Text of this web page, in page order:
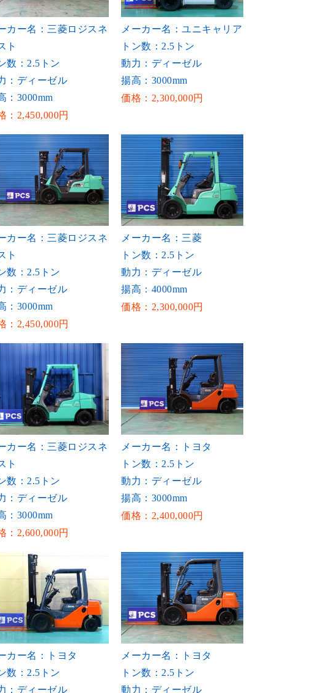
カー名：三菱ロジスネ
ト
数：2.5トン
：ディーゼル
：3000mm
：2,450,000円
メーカー名：ユニキャリア
トン数：2.5トン
動力：ディーゼル
揚高：3000mm
価格：2,300,000円
カー名：三菱ロジスネ
ト
数：2.5トン
：ディーゼル
：3000mm
：2,450,000円
メーカー名：三菱
トン数：2.5トン
動力：ディーゼル
揚高：4000mm
価格：2,300,000円
カー名：三菱ロジスネ
ト
数：2.5トン
：ディーゼル
：3000mm
：2,600,000円
メーカー名：トヨタ
トン数：2.5トン
動力：ディーゼル
揚高：3000mm
価格：2,400,000円
カー名：トヨタ
数：2.5トン
：ディーゼル
メーカー名：トヨタ
トン数：2.5トン
動力：ディーゼル